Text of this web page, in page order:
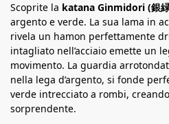
a
Scoprite la katana Ginmidori (銀
argento e verde. La sua lama in
rivela un hamon perfettamente
intagliato nell’acciaio emette un
movimento. La guardia
nella lega d’argento, si fonde
verde intrecciato a rombi,
sorprendente.